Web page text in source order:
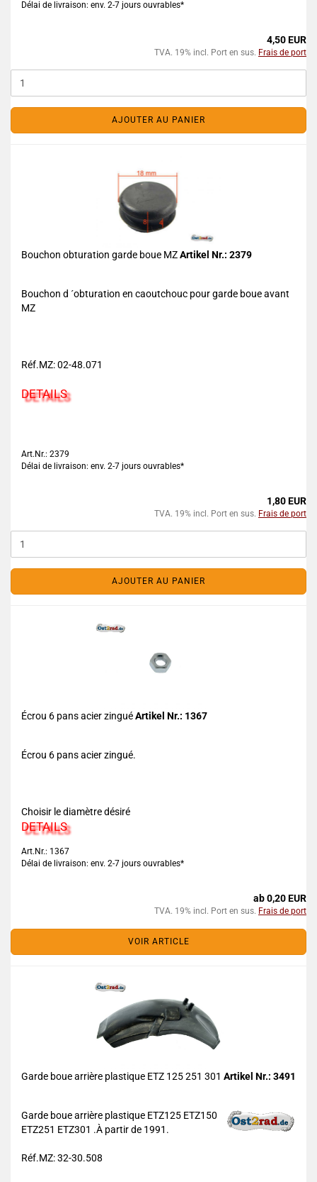
Délai de livraison: env. 2-7 jours ouvrables*
4,50 EUR
TVA. 19% incl. Port en sus. Frais de port
AJOUTER AU PANIER
Bouchon obturation garde boue MZArtikel Nr.: 2379
Bouchon d ´obturation en caoutchouc pour garde boue avant
MZ
Réf.MZ: 02-48.071
DETAILS
Art.Nr.: 2379
Délai de livraison: env. 2-7 jours ouvrables*
1,80 EUR
TVA. 19% incl. Port en sus. Frais de port
AJOUTER AU PANIER
Écrou 6 pans acier zinguéArtikel Nr.: 1367
Écrou 6 pans acier zingué.
Choisir le diamètre désiré
DETAILS
Art.Nr.: 1367
Délai de livraison: env. 2-7 jours ouvrables*
ab 0,20 EUR
TVA. 19% incl. Port en sus. Frais de port
VOIR ARTICLE
Garde boue arrière plastique ETZ 125 251 301 Artikel Nr.: 3491
Garde boue arrière plastique ETZ125 ETZ150
ETZ251 ETZ301 .À partir de 1991.
Réf.MZ: 32-30.508